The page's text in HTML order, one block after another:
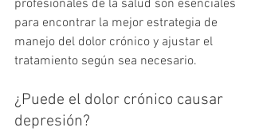
profesionales de la salud son esenciales
para encontrar la mejor estrategia de
manejo del dolor crónico y ajustar el
tratamiento según sea necesario.
¿Puede el dolor crónico causar
depresión?